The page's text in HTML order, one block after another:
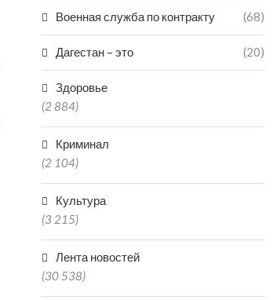
Военная служба по контракту (68)
Дагестан – это (20)
Здоровье
(2 884)
Криминал
(2 104)
Культура
(3 215)
Лента новостей
(30 538)